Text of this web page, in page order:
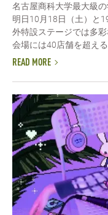
名古屋商科大学最大級
明日10月18日（土）と
外特設ステージでは多
会場には40店舗を超える
READ MORE